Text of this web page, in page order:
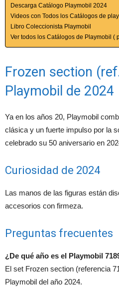
Descarga Catálogo Playmobil 2024
Videos con Todos los Catálogos de
Libro Coleccionista Playmobil
Ver todos los Catálogos de Playmobil (
Frozen section
Playmobil de 2024
Ya en los años 20, Playmobil
clásica y un fuerte impulso por la
celebrado su 50 aniversario en
Curiosidad de 2024
Las manos de las figuras están
accesorios con firmeza.
Preguntas frecuentes
¿De qué año es el Playmobil
El set Frozen section (referencia
Playmobil del año 2024.